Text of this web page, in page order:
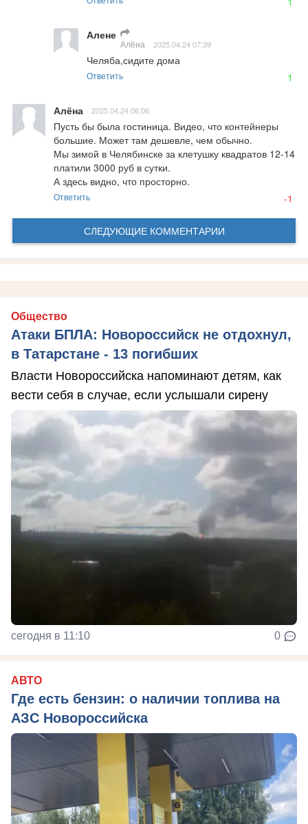
Алене
Алёна 2025.04.24 07:39
Челяба,сидите дома
Ответить 1
Алёна 2025.04.24 06:06
Пусть бы была гостиница. Видео, что контейнеры
большие. Может там дешевле, чем обычно.
Мы зимой в Челябинске за клетушку квадратов 12-14
платили 3000 руб в сутки.
А здесь видно, что просторно.
Ответить -1
СЛЕДУЮЩИЕ КОММЕНТАРИИ
Общество
Атаки БПЛА: Новороссийск не отдохнул,
в Татарстане - 13 погибших
Власти Новороссийска напоминают детям, как
вести себя в случае, если услышали сирену
сегодня в 11:10 0
АВТО
Где есть бензин: о наличии топлива на
АЗС Новороссийска